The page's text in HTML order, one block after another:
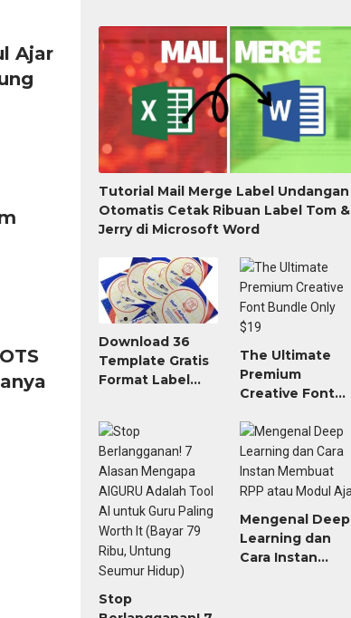
Ajar
Tutorial Mail Merge Label Undangan
Otomatis Cetak Ribuan Label Tom &
Jerry di Microsoft Word
Download 36
Template Gratis
Format Label
Microsoft Word
The Ultimate
Premium
Creative Font
Stop
Mengenal Deep
Learning dan
Cara Instan